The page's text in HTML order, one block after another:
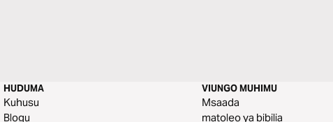
HUDUMA
Kuhusu
Blogu
VIUNGO MUHIMU
Msaada
matoleo ya bibilia